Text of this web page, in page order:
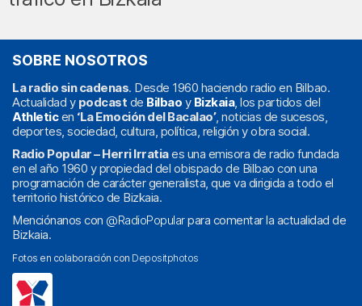
SOBRE NOSOTROS
La radio sin cadenas. Desde 1960 haciendo radio en Bilbao.
Actualidad y podcast de Bilbao y Bizkaia, los partidos del
Athleticen ‘La Emoción del Bacalao’, noticias de sucesos,
deportes, sociedad, cultura, política, religión y obra social.
Radio Popular – Herri Irratiaes una emisora de radio fundada
en el año 1960 y propiedad del obispado de Bilbao con una
programación de carácter generalista, que va dirigida a todo el
territorio histórico de Bizkaia.
Menciónanos con @RadioPopularpara comentar la actualidad de
Bizkaia.
Fotos en colaboración con Depositphotos